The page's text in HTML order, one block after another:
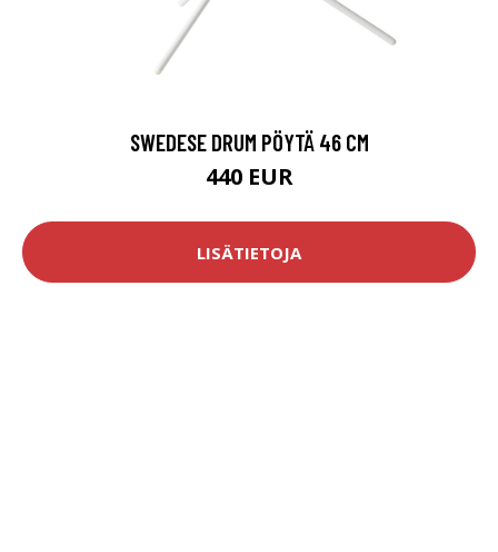
SWEDESE DRUM PÖYTÄ 46 CM
440 EUR
LISÄTIETOJA